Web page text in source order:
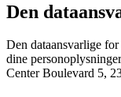
Den
Den dataansvarlige
dine
Center Boulevard 5,